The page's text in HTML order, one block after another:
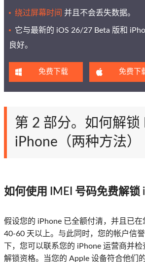
绕过屏幕时间 并且不会丢失数据。
它与最新的 iOS 26/27 Beta 版和
良好。
免费下载 免费下
第 2 部分。如何解锁
iPhone（两种方法）
如何使用 IMEI 号码免费解锁
假设您的 iPhone 已全额付清，并且已
40-60 天以上。与此同时，您的帐户信
下，您可以联系您的 iPhone 运营商并检
解锁资格。当您的 Apple 设备符合他们